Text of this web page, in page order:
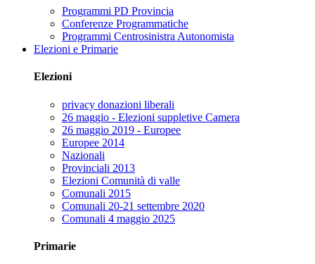
Programmi PD Provincia
Conferenze Programmatiche
Programmi Centrosinistra Autonomista
Elezioni e Primarie
Elezioni
privacy donazioni liberali
26 maggio - Elezioni suppletive Camera
26 maggio 2019 - Europee
Europee 2014
Nazionali
Provinciali 2013
Elezioni Comunità di valle
Comunali 2015
Comunali 20-21 settembre 2020
Comunali 4 maggio 2025
Primarie